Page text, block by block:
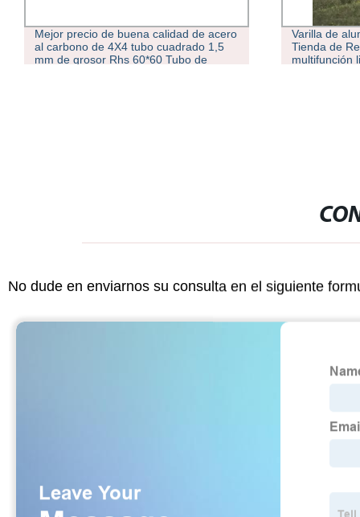
de acero
1,5
Varilla de aluminio poste de la tienda
Tienda de Repuesto Accesorios polos,
multifunción ligero poste de la tienda Kit
No dude en enviarnos su consulta en el siguiente